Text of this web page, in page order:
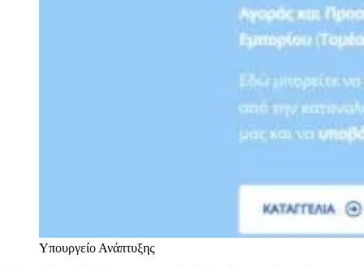
Υπουργείο Ανάπτυξης